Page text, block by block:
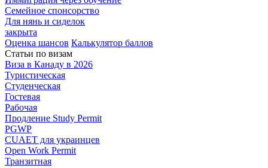
Семейное спонсорство
Для нянь и сиделок
закрыта
Оценка шансов Калькулятор баллов
Статьи по визам
Виза в Канаду в 2026
Туристическая
Студенческая
Гостевая
Рабочая
Продление Study Permit
PGWP
CUAET для украинцев
Open Work Permit
Транзитная